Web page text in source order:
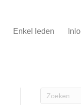
Enkel leden